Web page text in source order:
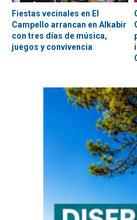
Fiestas vecinales en El
Campello arrancan en Alkabir
con tres días de música,
juegos y convivencia